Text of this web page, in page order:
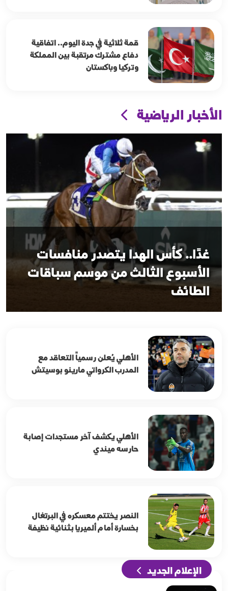
قمة ثلاثية في جدة اليوم.. اتفاقية
دفاع مشترك مرتقبة بين المملكة
وتركيا وباكستان
الأخبار الرياضية
غدًا.. كأس الهدا يتصدر منافسات
الأسبوع الثالث من موسم سباقات
الطائف
الأهلي يُعلن رسمياً التعاقد مع
المدرب الكرواتي مارينو بوسيتش
الأهلي يكشف آخر مستجدات إصابة
حارسه ميندي
النصر يختتم معسكره في البرتغال
بخسارة أمام ألميريا بثنائية نظيفة
الإعلام الجديد